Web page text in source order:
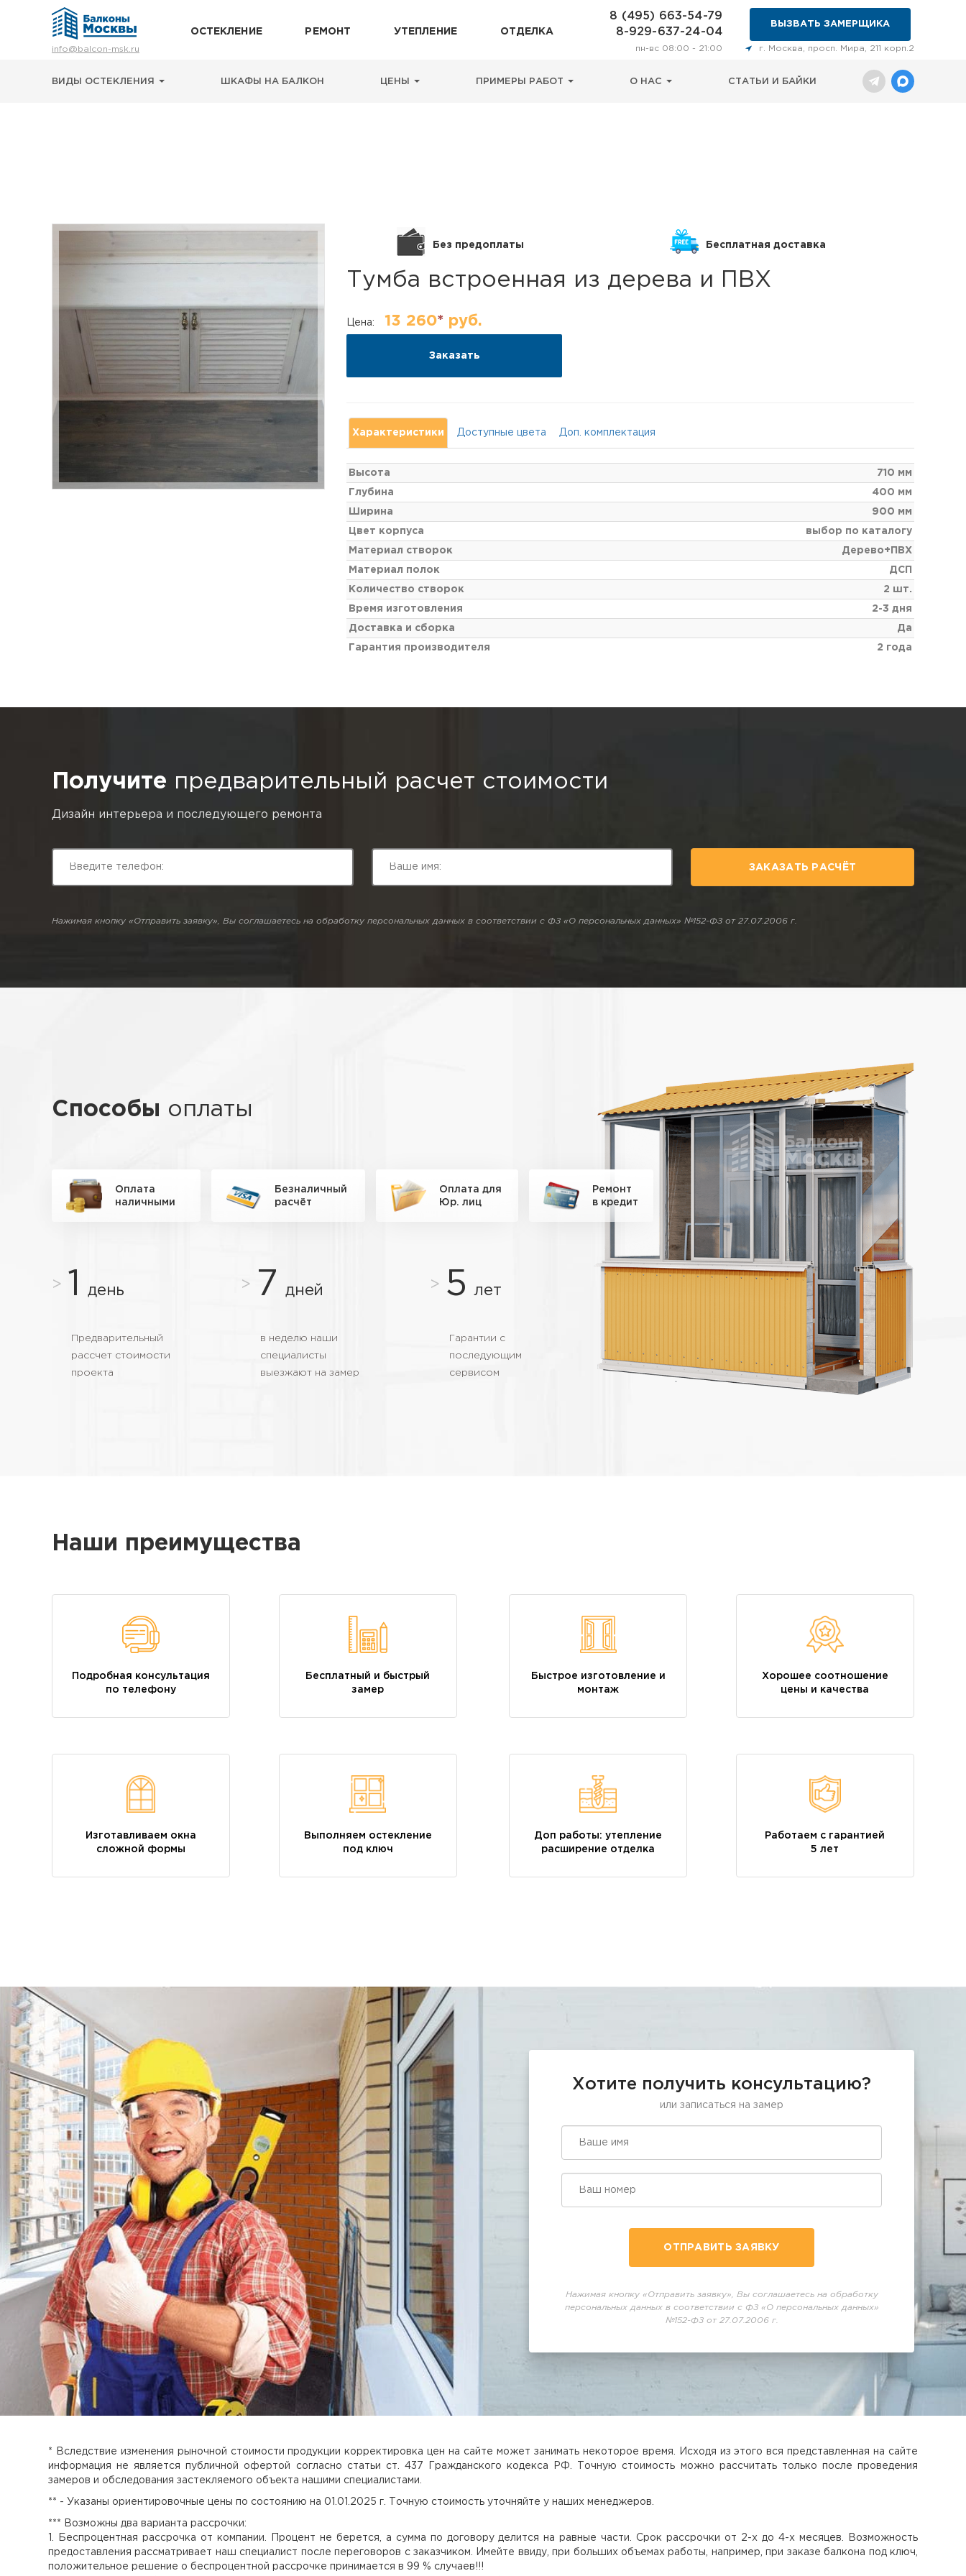
info@balcon-msk.ru
ОСТЕКЛЕНИЕ РЕМОНТ УТЕПЛЕНИЕ ОТДЕЛКА
8 (495) 663-54-79
8-929-637-24-04
пн-вс 08:00 - 21:00
ВЫЗВАТЬ ЗАМЕРЩИКА
г. Москва, просп. Мира, 211 корп.2
ВИДЫ ОСТЕКЛЕНИЯ ШКАФЫ НА БАЛКОН ЦЕНЫ ПРИМЕРЫ РАБОТ О НАС СТАТЬИ И БАЙКИ
Остекление
Утепление
8-929-637-24-04
г. Москва, просп. Мира, 211 корп.2
Без предоплаты Бесплатная доставка
Тумба встроенная из дерева и ПВХ
Цена: 13 260* руб.
Заказать
Характеристики Доступные цвета Доп. комплектация
Высота 710 мм
Глубина 400 мм
Ширина 900 мм
Цвет корпуса выбор по каталогу
Материал створок Дерево+ПВХ
Материал полок ДСП
Количество створок 2 шт.
Время изготовления 2-3 дня
Доставка и сборка Да
Гарантия производителя 2 года
Получите предварительный расчет стоимости
Дизайн интерьера и последующего ремонта
ЗАКАЗАТЬ РАСЧЁТ
Нажимая кнопку «Отправить заявку», Вы соглашаетесь на обработку персональных данных в соответствии с ФЗ «О персональных данных» №152-ФЗ от 27.07.2006 г.
Способы оплаты
Оплата
наличными
Безналичный
расчёт
Оплата для
Юр. лиц
Ремонт
в кредит
1 день
Предварительный
рассчет стоимости
проекта
7 дней
в неделю наши
специалисты
выезжают на замер
5 лет
Гарантии с
последующим
сервисом
Наши преимущества
Подробная консультация
по телефону
Бесплатный и быстрый
замер
Быстрое изготовление и
монтаж
Хорошее соотношение
цены и качества
Изготавливаем окна
сложной формы
Выполняем остекление
под ключ
Доп работы: утепление
расширение отделка
Работаем с гарантией
5 лет
Хотите получить консультацию?
или записаться на замер
ОТПРАВИТЬ ЗАЯВКУ
Нажимая кнопку «Отправить заявку», Вы соглашаетесь на обработку
персональных данных в соответствии с ФЗ «О персональных данных»
№152-ФЗ от 27.07.2006 г.
* Вследствие изменения рыночной стоимости продукции корректировка цен на сайте может занимать некоторое время. Исходя из этого вся представленная на сайте
информация не является публичной офертой согласно статьи ст. 437 Гражданского кодекса РФ. Точную стоимость можно рассчитать только после проведения
замеров и обследования застекляемого объекта нашими специалистами.
** - Указаны ориентировочные цены по состоянию на 01.01.2025 г. Точную стоимость уточняйте у наших менеджеров.
*** Возможны два варианта рассрочки:
1. Беспроцентная рассрочка от компании. Процент не берется, а сумма по договору делится на равные части. Срок рассрочки от 2-х до 4-х месяцев. Возможность
предоставления рассматривает наш специалист после переговоров с заказчиком. Имейте ввиду, при больших объемах работы, например, при заказе балкона под ключ,
положительное решение о беспроцентной рассрочке принимается в 99 % случаев!!!